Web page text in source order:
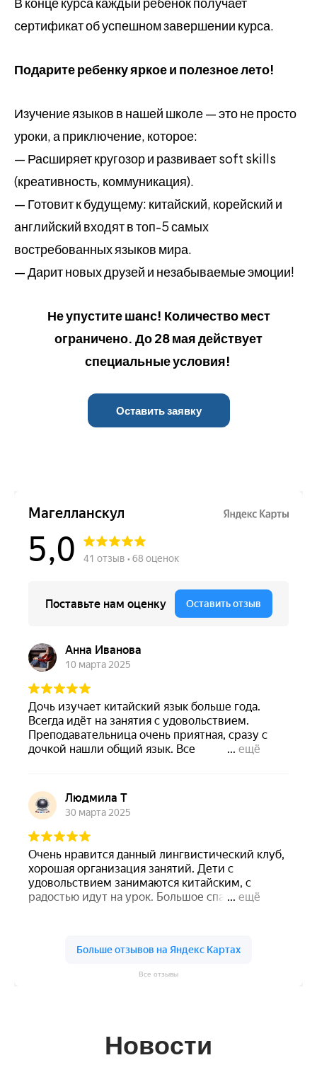
сертификат об успешном завершении курса.
Подарите ребенку яркое и полезное лето!
Изучение языков в нашей школе — это не просто
уроки, а приключение, которое:
— Расширяет кругозор и развивает soft skills
(креативность, коммуникация).
— Готовит к будущему: китайский, корейский и
английский входят в топ-5 самых
востребованных языков мира.
— Дарит новых друзей и незабываемые эмоции!
Не упустите шанс! Количество мест
ограничено. До 28 мая действует
специальные условия!
Оставить заявку
Все отзывы
Новости